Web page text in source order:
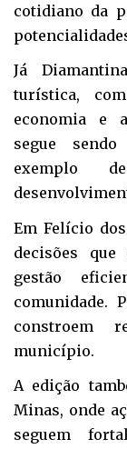
cotidiano da
Já
turística,
economia e
segue
exemplo
Em Felício
decisões
gestão
comunidade.
constroem
município.
A edição
Minas, onde
seguem